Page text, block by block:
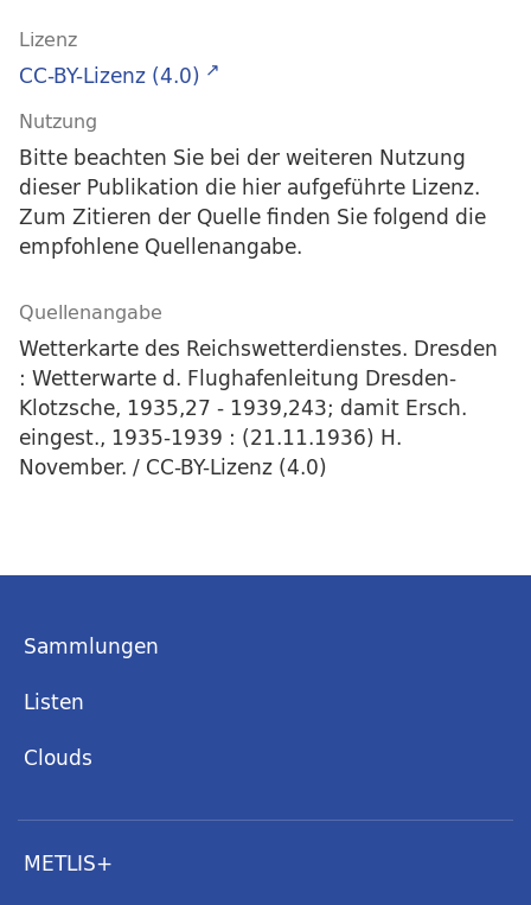
Lizenz
CC-BY-Lizenz (4.0)
Nutzung
Bitte beachten Sie bei der weiteren Nutzung
dieser Publikation die hier aufgeführte Lizenz.
Zum Zitieren der Quelle finden Sie folgend die
empfohlene Quellenangabe.
Quellenangabe
Wetterkarte des Reichswetterdienstes. Dresden
: Wetterwarte d. Flughafenleitung Dresden-
Klotzsche, 1935,27 - 1939,243; damit Ersch.
eingest., 1935-1939 : (21.11.1936) H.
November. / CC-BY-Lizenz (4.0)
Sammlungen
Listen
Clouds
METLIS+